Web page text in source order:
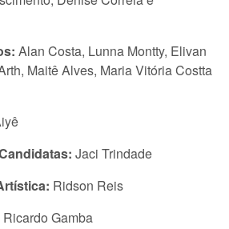
Alan Costa, Lunna Montty, Elivan
Maitê Alves, Maria Vitória Costta
Jaci Trindade
Ridson Reis
Ricardo Gamba